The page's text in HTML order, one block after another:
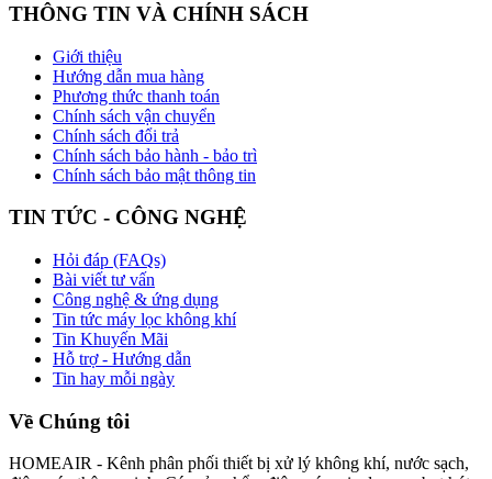
THÔNG TIN VÀ CHÍNH SÁCH
Giới thiệu
Hướng dẫn mua hàng
Phương thức thanh toán
Chính sách vận chuyển
Chính sách đổi trả
Chính sách bảo hành - bảo trì
Chính sách bảo mật thông tin
TIN TỨC - CÔNG NGHỆ
Hỏi đáp (FAQs)
Bài viết tư vấn
Công nghệ & ứng dụng
Tin tức máy lọc không khí
Tin Khuyến Mãi
Hỗ trợ - Hướng dẫn
Tin hay mỗi ngày
Về Chúng tôi
HOMEAIR - Kênh phân phối thiết bị xử lý không khí, nước sạch,